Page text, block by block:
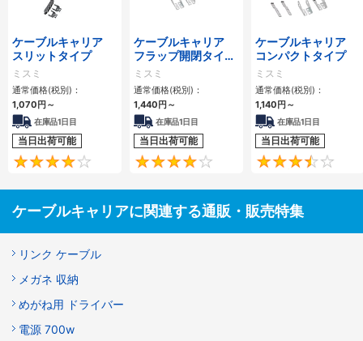
ケーブルキャリア
スリットタイプ
ミスミ
通常価格(税別)：
1,070 円 ～
在庫品1日目
当日出荷可能
4.1
ケーブルキャリア
フラップ開閉タイ
プ 本体＋取付金具
ミスミ
通常価格(税別)：
1,440 円 ～
在庫品1日目
当日出荷可能
4.2
ケーブルキャリア
コンパクトタイプ
ミスミ
通常価格(税別)：
1,140 円 ～
在庫品1日目
当日出荷可能
ケーブルキャリアに関連する通販・販売特集
リンク ケーブル
メガネ 収納
めがね用 ドライバー
電源 700w